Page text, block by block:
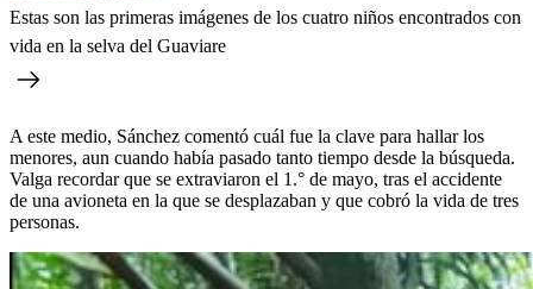
Estas son las primeras imágenes de los cuatro niños encontrados con
vida en la selva del Guaviare
A este medio, Sánchez comentó cuál fue la clave para hallar los
menores, aun cuando había pasado tanto tiempo desde la búsqueda.
Valga recordar que se extraviaron el 1.° de mayo, tras el accidente
de una avioneta en la que se desplazaban y que cobró la vida de tres
personas.